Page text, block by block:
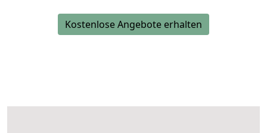
Kostenlose Angebote erhalten